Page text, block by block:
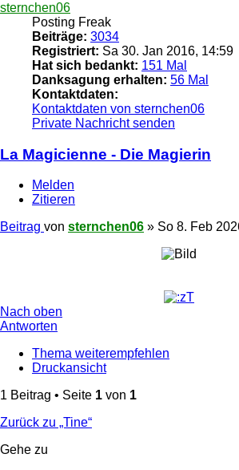
sternchen06
Posting Freak
Beiträge: 3034
Registriert: Sa 30. Jan 2016, 14:59
Hat sich bedankt: 151 Mal
Danksagung erhalten: 56 Mal
Kontaktdaten:
Kontaktdaten von sternchen06
Private Nachricht senden
La Magicienne - Die Magierin
Melden
Zitieren
Beitrag von sternchen06 » So 8. Feb
Nach oben
Antworten
Thema weiterempfehlen
Druckansicht
1 Beitrag • Seite 1 von 1
Zurück zu „Tine“
Gehe zu